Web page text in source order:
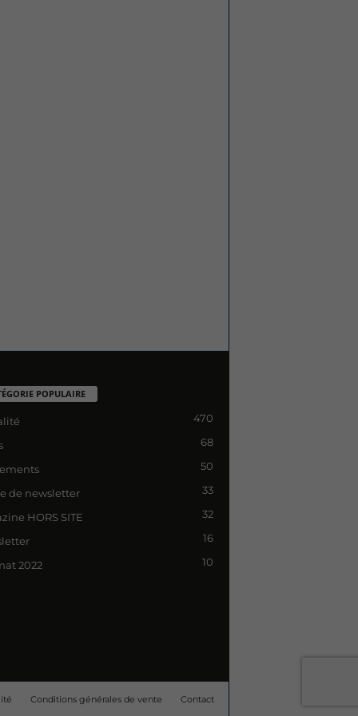
POPULAIRE
470
68
50
de newsletter 33
HORS SITE 32
16
2022 10
Conditions générales de vente Contact